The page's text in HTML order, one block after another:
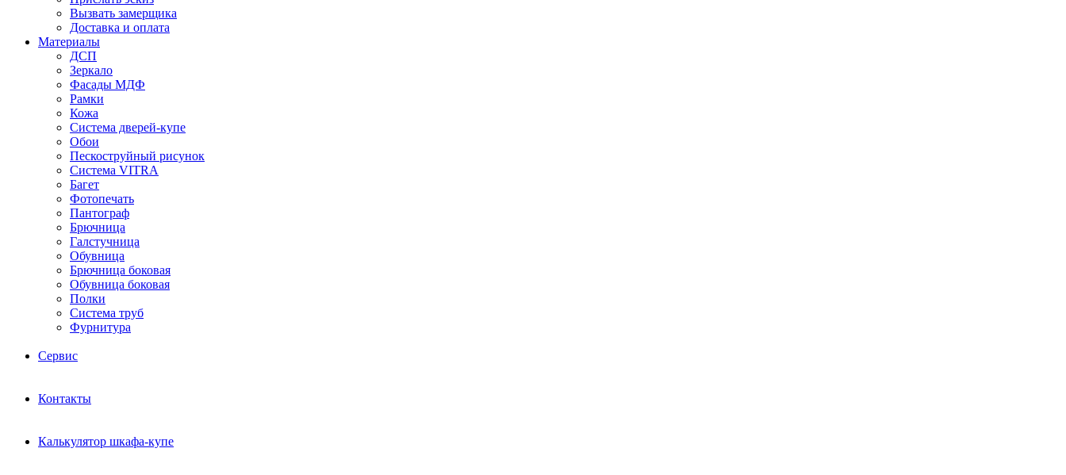
Вызвать замерщика
Доставка и оплата
Материалы
ДСП
Зеркало
Фасады МДФ
Рамки
Кожа
Система дверей-купе
Обои
Пескоструйный рисунок
Система VITRA
Багет
Фотопечать
Пантограф
Брючница
Галстучница
Обувница
Брючница боковая
Обувница боковая
Полки
Система труб
Фурнитура
Сервис
Контакты
Калькулятор шкафа-купе